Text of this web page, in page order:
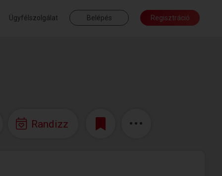
Ügyfélszolgálat Belépés Regisztráció
Randizz